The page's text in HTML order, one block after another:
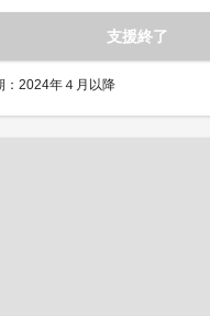
支援終了
：2024年４月以降